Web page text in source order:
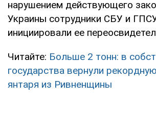
нарушением действующего
Украины сотрудники СБУ и
инициировали ее
Читайте: Больше 2 тонн: в
государства вернули
янтаря из Ривненщины